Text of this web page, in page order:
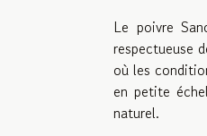
Le poivre
respectueuse
où les
en petite
naturel.